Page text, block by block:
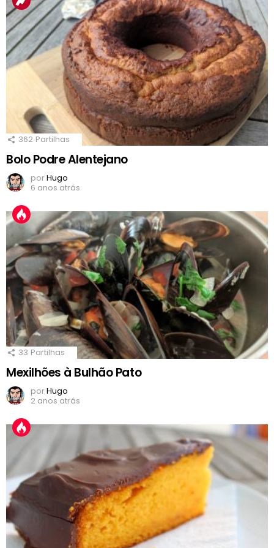
362 Partilhas
Bolo Podre Alentejano
porHugo
6 anos atrás
33 Partilhas
Mexilhões à Bulhão Pato
porHugo
2 anos atrás